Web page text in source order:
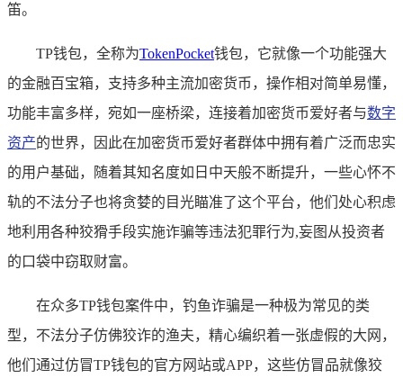
笛。
TP钱包，全称为TokenPocket钱包，它就像一个功能强大
的金融百宝箱，支持多种主流加密货币，操作相对简单易懂，
功能丰富多样，宛如一座桥梁，连接着加密货币爱好者与数字
资产的世界，因此在加密货币爱好者群体中拥有着广泛而忠实
的用户基础，随着其知名度如日中天般不断提升，一些心怀不
轨的不法分子也将贪婪的目光瞄准了这个平台，他们处心积虑
地利用各种狡猾手段实施诈骗等违法犯罪行为,妄图从投资者
的口袋中窃取财富。
在众多TP钱包案件中，钓鱼诈骗是一种极为常见的类
型，不法分子仿佛狡诈的渔夫，精心编织着一张虚假的大网，
他们通过仿冒TP钱包的官方网站或APP，这些仿冒品就像狡